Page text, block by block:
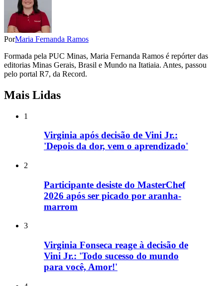
PorMaria Fernanda Ramos
Formada pela PUC Minas, Maria Fernanda Ramos é repórter das
editorias Minas Gerais, Brasil e Mundo na Itatiaia. Antes, passou
pelo portal R7, da Record.
Mais Lidas
1
Virginia após decisão de Vini Jr.:
'Depois da dor, vem o aprendizado'
2
Participante desiste do MasterChef
2026 após ser picado por aranha-
marrom
3
Virginia Fonseca reage à decisão de
Vini Jr.: 'Todo sucesso do mundo
para você, Amor!'